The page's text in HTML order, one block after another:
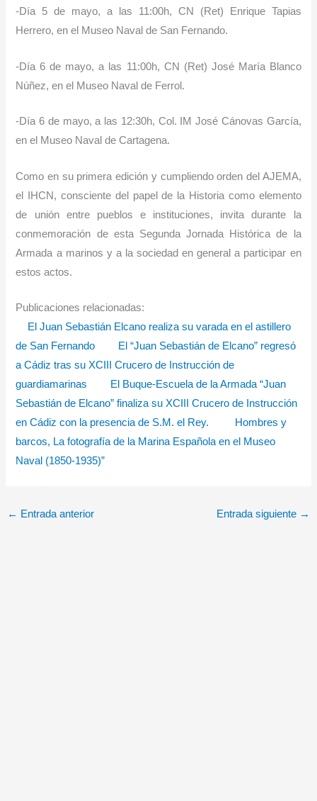
-Día 5 de mayo, a las 11:00h, CN (Ret) Enrique Tapias
Herrero, en el Museo Naval de San Fernando.
-Día 6 de mayo, a las 11:00h, CN (Ret) José María Blanco
Núñez, en el Museo Naval de Ferrol.
-Día 6 de mayo, a las 12:30h, Col. IM José Cánovas García,
en el Museo Naval de Cartagena.
Como en su primera edición y cumpliendo orden del AJEMA,
el IHCN, consciente del papel de la Historia como elemento
de unión entre pueblos e instituciones, invita durante la
conmemoración de esta Segunda Jornada Histórica de la
Armada a marinos y a la sociedad en general a participar en
estos actos.
Publicaciones relacionadas:
El Juan Sebastián Elcano realiza su varada en el astillero
de San Fernando
El “Juan Sebastián de Elcano” regresó
a Cádiz tras su XCIII Crucero de Instrucción de
guardiamarinas
El Buque-Escuela de la Armada “Juan
Sebastián de Elcano” finaliza su XCIII Crucero de Instrucción
en Cádiz con la presencia de S.M. el Rey.
Hombres y
barcos, La fotografía de la Marina Española en el Museo
Naval (1850-1935)”
← Entrada anterior Entrada siguiente →